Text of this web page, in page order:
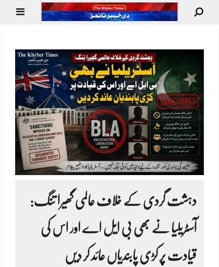
دہشت گردی کے خلاف عالمی گھیرا تنگ:
آسٹریلیا نے بھی بی ایل اے اور اس کی
قیادت پر کڑی پابندیاں عائد کر دیں